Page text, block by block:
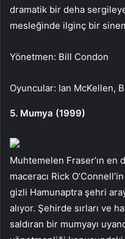
dramatik bir deha
mesleğinde ilginç bir
Yönetmen: Bill Condon
Oyuncular: Ian McKellen,
5. Mumya (1999)
Muhtemelen Fraser’ın
maceracı Rick
gizli Hamunaptra şehri
alıyor. Şehirde sırları ve
saldıran bir mumyayı